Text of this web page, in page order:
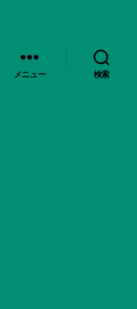
メニュー 検索